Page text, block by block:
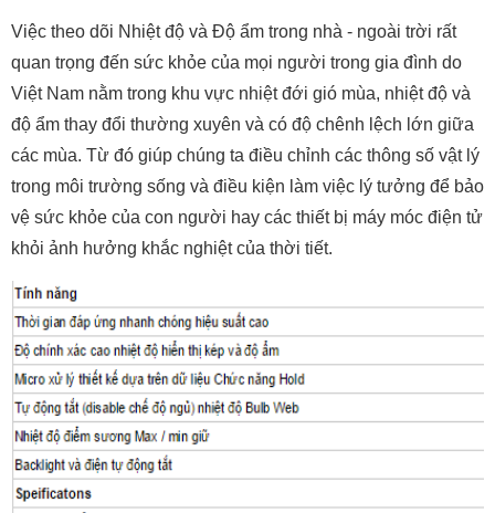
Việc theo dõi Nhiệt độ và Độ ẩm trong nhà - ngoài trời rất
quan trọng đến sức khỏe của mọi người trong gia đình do
Việt Nam nằm trong khu vực nhiệt đới gió mùa, nhiệt độ và
độ ẩm thay đổi thường xuyên và có độ chênh lệch lớn giữa
các mùa. Từ đó giúp chúng ta điều chỉnh các thông số vật lý
trong môi trường sống và điều kiện làm việc lý tưởng để bảo
vệ sức khỏe của con người hay các thiết bị máy móc điện tử
khỏi ảnh hưởng khắc nghiệt của thời tiết.